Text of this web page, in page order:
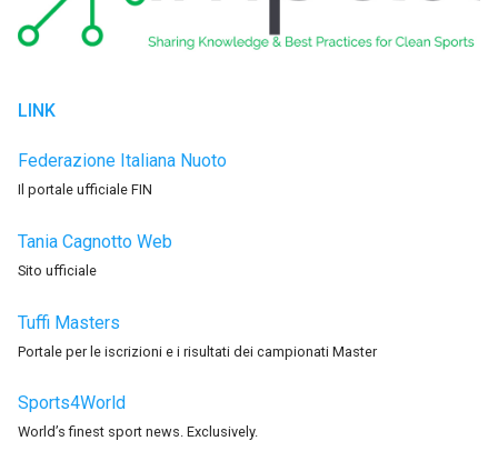
LINK
Federazione Italiana Nuoto
Il portale ufficiale FIN
Tania Cagnotto Web
Sito ufficiale
Tuffi Masters
Portale per le iscrizioni e i risultati dei campionati Master
Sports4World
World’s finest sport news. Exclusively.